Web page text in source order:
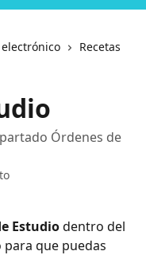
Recetas
Órdenes de
Estudio dentro del
que puedas